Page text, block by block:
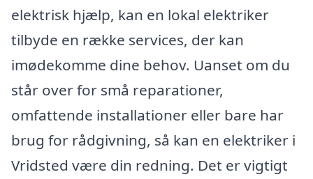
elektrisk hjælp, kan en lokal elektriker
tilbyde en række services, der kan
imødekomme dine behov. Uanset om du
står over for små reparationer,
omfattende installationer eller bare har
brug for rådgivning, så kan en elektriker i
Vridsted være din redning. Det er vigtigt